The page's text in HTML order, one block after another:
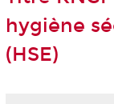
hygiène
(HSE)